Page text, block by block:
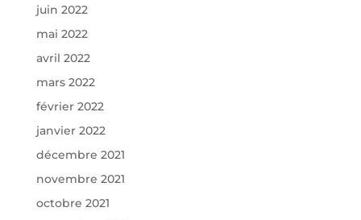
juin 2022
mai 2022
avril 2022
mars 2022
février 2022
janvier 2022
décembre 2021
novembre 2021
octobre 2021